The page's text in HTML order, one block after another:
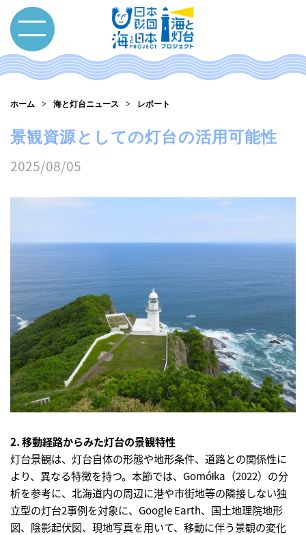
ホーム 海と灯台ニュース レポート
景観資源としての灯台の活用可能性
2025/08/05
2. 移動経路からみた灯台の景観特性
灯台景観は、灯台自体の形態や地形条件、道路との関係性に
より、異なる特徴を持つ。本節では、Gomółka（2022）の分
析を参考に、北海道内の周辺に港や市街地等の隣接しない独
立型の灯台2事例を対象に、Google Earth、国土地理院地形
図、陰影起伏図、現地写真を用いて、移動に伴う景観の変化